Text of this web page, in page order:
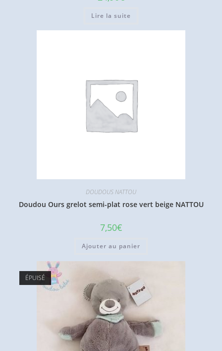
Lire la suite
DOUDOUS NATTOU
Doudou Ours grelot semi-plat rose vert beige NATTOU
7,50€
Ajouter au panier
ÉPUISÉ